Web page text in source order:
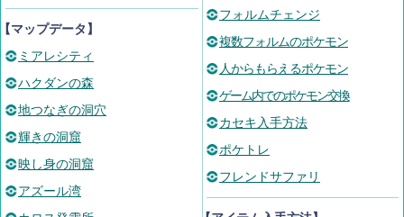
マップデータ】
ミアレシティ
ハクダンの森
地つなぎの洞穴
輝きの洞窟
映し身の洞窟
アズール湾
フォルムチェンジ
複数フォルムのポケモン
人からもらえるポケモン
ゲーム内でのポケモン交換
カセキ入手方法
ポケトレ
フレンドサファリ